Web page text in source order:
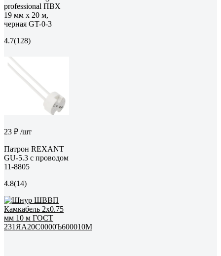
professional ПВХ
19 мм х 20 м,
черная GT-0-3
4.7(128)
23 ₽ /шт
Патрон REXANT
GU-5.3 с проводом
11-8805
4.8(14)